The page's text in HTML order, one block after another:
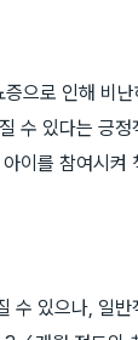
으로 인해 비
수 있다는 긍
이를 참여시
수 있으나, 일